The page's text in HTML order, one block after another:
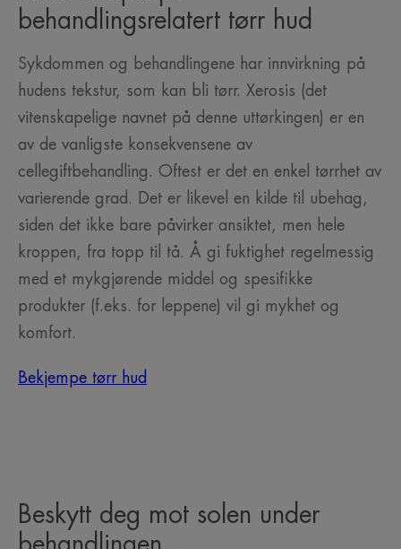
behandlingsrelatert tørr hud
Sykdommen og behandlingene har innvirkning på
hudens tekstur, som kan bli tørr. Xerosis (det
vitenskapelige navnet på denne uttørkingen) er en
av de vanligste konsekvensene av
cellegiftbehandling. Oftest er det en enkel tørrhet av
varierende grad. Det er likevel en kilde til ubehag,
siden det ikke bare påvirker ansiktet, men hele
kroppen, fra topp til tå. Å gi fuktighet regelmessig
med et mykgjørende middel og spesifikke
produkter (f.eks. for leppene) vil gi mykhet og
komfort.
Bekjempe tørr hud
Beskytt deg mot solen under